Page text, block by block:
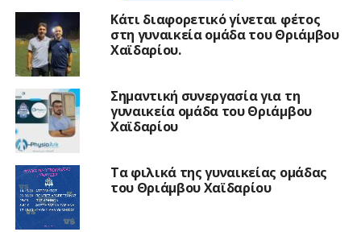
Κάτι διαφορετικό γίνεται φέτος
στη γυναικεία ομάδα του Θριάμβου
Χαϊδαρίου.
Σημαντική συνεργασία για τη
γυναικεία ομάδα του Θριάμβου
Χαϊδαρίου
Τα φιλικά της γυναικείας ομάδας
του Θριάμβου Χαϊδαρίου